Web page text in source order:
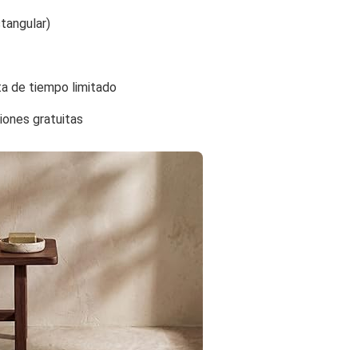
de tiempo limitado
gratuitas